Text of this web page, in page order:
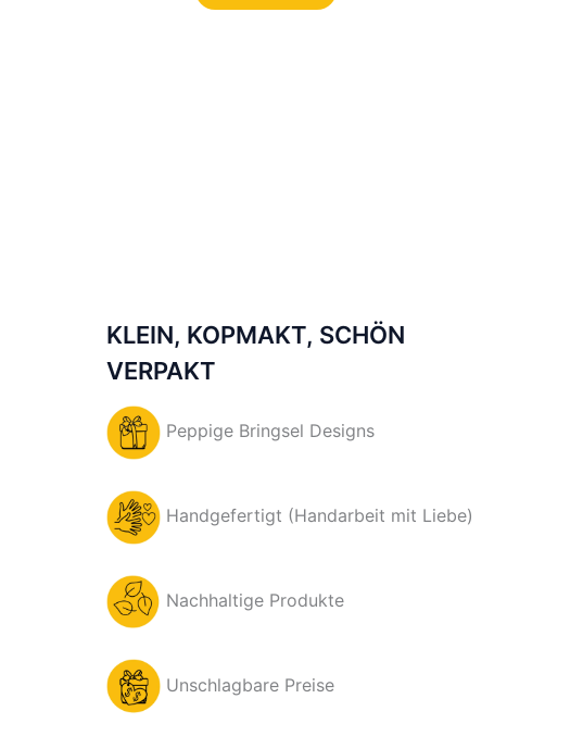
KLEIN, KOPMAKT, SCHÖN
VERPAKT
Peppige Bringsel Designs
Handgefertigt (Handarbeit mit Liebe)
Nachhaltige Produkte
Unschlagbare Preise